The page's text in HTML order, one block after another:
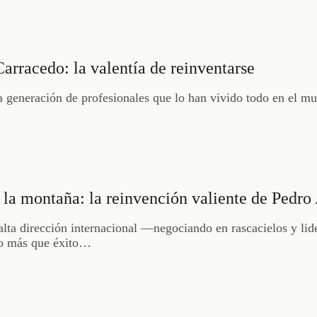
la valentía de reinventarse
generación de profesionales que lo han vivido todo en el
montaña: la reinvención valiente de Pedro
dirección internacional —negociando en rascacielos y
más que éxito…